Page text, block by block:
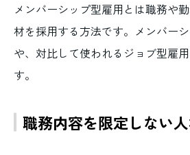
メンバーシップ型雇用とは職務や
材を採用する方法です。メンバー
や、対比して使われるジョブ型雇
す。
職務内容を限定しない